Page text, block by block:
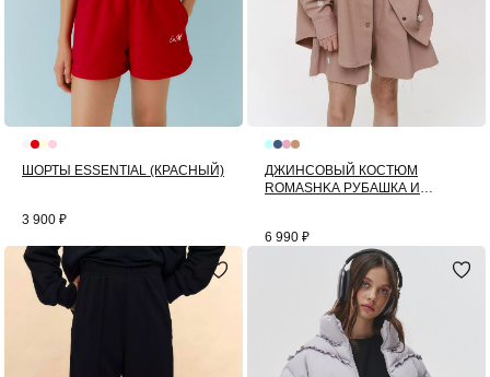
ШОРТЫ ESSENTIAL (КРАСНЫЙ)
3 900 ₽
ДЖИНСОВЫЙ КОСТЮМ
ROMASHKA РУБАШКА И
6 990 ₽